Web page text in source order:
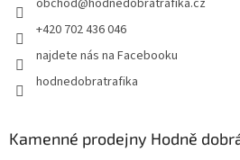
+420 702 436 046
najdete nás na Facebooku
hodnedobratrafika
Kamenné prodejny Hodně